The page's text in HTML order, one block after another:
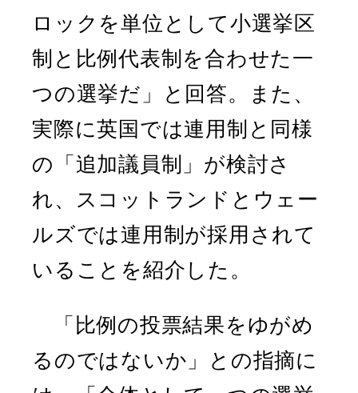
ロックを単位として小選挙区
制と比例代表制を合わせた一
つの選挙だ」と回答。また、
実際に英国では連用制と同様
の「追加議員制」が検討さ
れ、スコットランドとウェー
ルズでは連用制が採用されて
いることを紹介した。
「比例の投票結果をゆがめ
るのではないか」との指摘に